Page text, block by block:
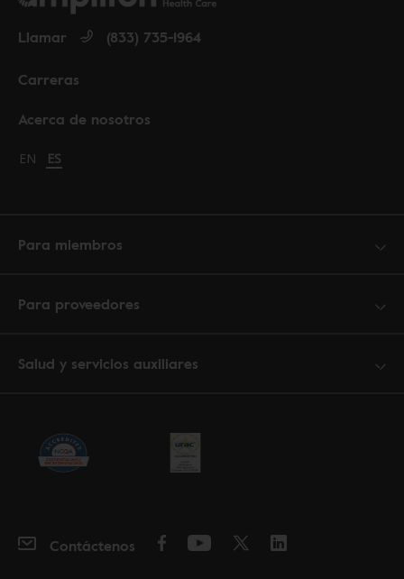
Acerca de nosotros
Carreras
Llamar (833) 735-1964
Change language to English
EN Cambiar idioma a español
ES
Para miembros
Para proveedores
Salud y servicios auxiliares
Contáctenos